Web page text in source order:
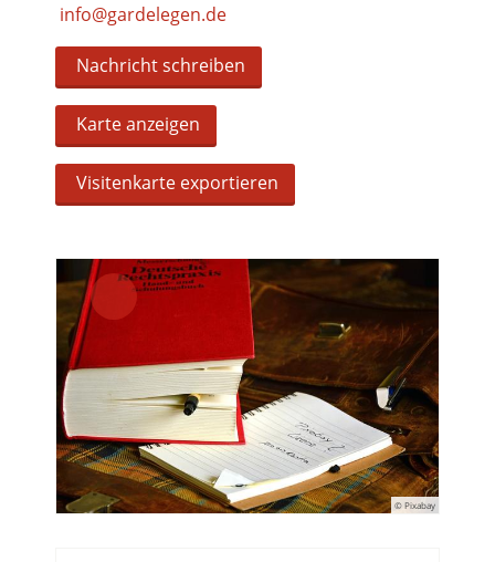
info@gardelegen.de
Nachricht schreiben
Karte anzeigen
Visitenkarte exportieren
© Pixabay